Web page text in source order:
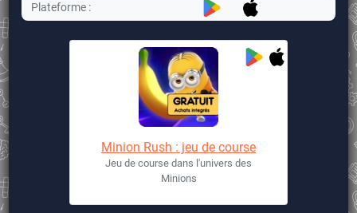
Plateforme :
Minion Rush : jeu de course
Jeu de course dans l'univers des
Minions